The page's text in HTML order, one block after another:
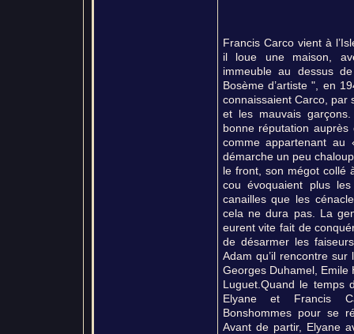
Francis Carco vient à
il loue une maison,
immeuble au dessus
Bosème d’artiste ", en
connaissaient Carco, par
et les mauvais
bonne réputation
comme appartenant
démarche un peu
le front, son mégot collé
cou évoquaient plus
canailles que les
cela ne dura pas. La
eurent vite fait de
de désarmer les
Adam qu’il rencontre
Georges Duhamel, Emile
Luguet.Quand le temps
Elyane et Francis
Bonshommes pour se
Avant de partir, Elyane